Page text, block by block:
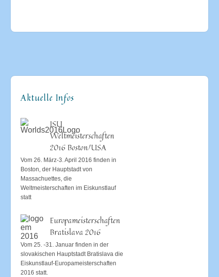
Aktuelle Infos
ISU
Weltmeisterschaften
2016 Boston/USA
Vom 26. März-3. April 2016 finden in
Boston, der Hauptstadt von
Massachuettes, die
Weltmeisterschaften im Eiskunstlauf
statt
Europameisterschaften
Bratislava 2016
Vom 25. -31. Januar finden in der
slovakischen Hauptstadt Bratislava die
Eiskunstlauf-Europameisterschaften
2016 statt.